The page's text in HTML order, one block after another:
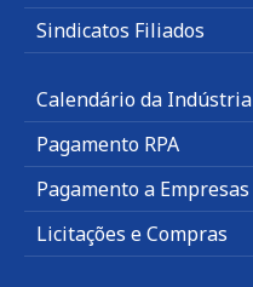
Sindicatos Filiados
Calendário da Indústria
Pagamento RPA
Pagamento a Empresas
Licitações e Compras